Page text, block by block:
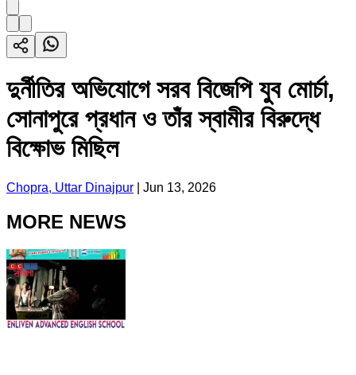
দুর্নীতির অভিযোগে সরব বিজেপি যুব মোর্চা,
সোনাপুরে প্রধান ও তাঁর স্বামীর বিরুদ্ধে
বিক্ষোভ মিছিল
Chopra, Uttar Dinajpur Jun 13, 2026
MORE NEWS